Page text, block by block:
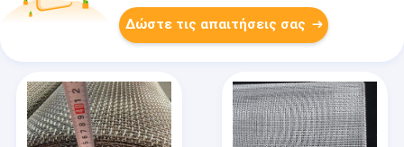
Δώστε τις απαιτήσεις σας